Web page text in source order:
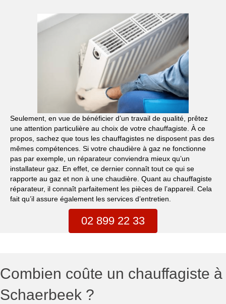
Seulement, en vue de bénéficier d’un travail de qualité, prêtez
une attention particulière au choix de votre chauffagiste. À ce
propos, sachez que tous les chauffagistes ne disposent pas des
mêmes compétences. Si votre chaudière à gaz ne fonctionne
pas par exemple, un réparateur conviendra mieux qu’un
installateur gaz. En effet, ce dernier connaît tout ce qui se
rapporte au gaz et non à une chaudière. Quant au chauffagiste
réparateur, il connaît parfaitement les pièces de l’appareil. Cela
fait qu’il assure également les services d’entretien.
02 899 22 33
Combien coûte un chauffagiste à
Schaerbeek ?